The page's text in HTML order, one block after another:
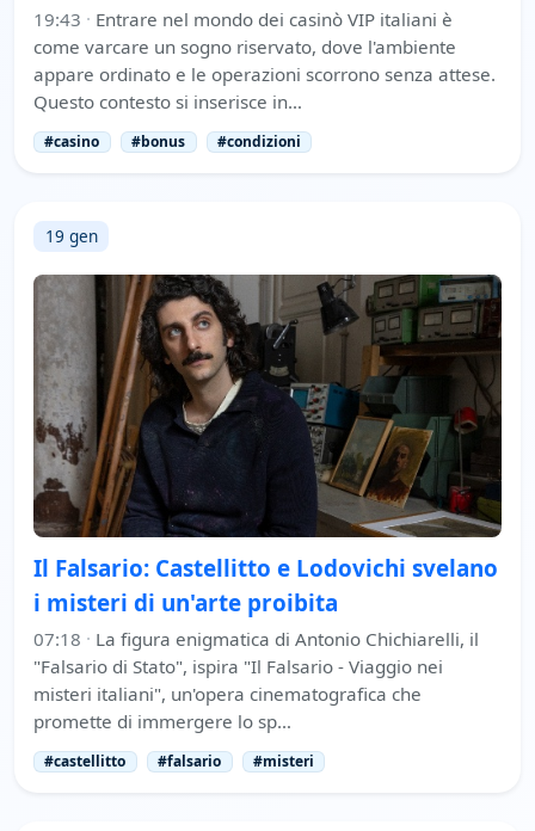
19:43 · Entrare nel mondo dei casinò VIP italiani è
come varcare un sogno riservato, dove l'ambiente
appare ordinato e le operazioni scorrono senza attese.
Questo contesto si inserisce in…
#casino #bonus #condizioni
19 gen
Il Falsario: Castellitto e Lodovichi svelano
i misteri di un'arte proibita
07:18 · La figura enigmatica di Antonio Chichiarelli, il
"Falsario di Stato", ispira "Il Falsario - Viaggio nei
misteri italiani", un'opera cinematografica che
promette di immergere lo sp…
#castellitto #falsario #misteri